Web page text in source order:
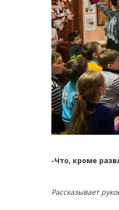
-Что, кроме
Рассказывает